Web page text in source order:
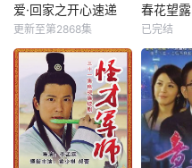
爱·回家之开心速递
更新至第2868集
春花望露
已完结